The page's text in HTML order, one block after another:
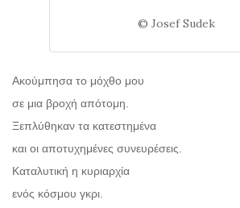
© Josef Sudek
Ακούμπησα το μόχθο μου
σε μια βροχή απότομη.
Ξεπλύθηκαν τα κατεστημένα
και οι αποτυχημένες συνευρέσεις.
Καταλυτική η κυριαρχία
ενός κόσμου γκρι.